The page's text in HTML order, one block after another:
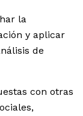
la
y aplicar
de
con otras